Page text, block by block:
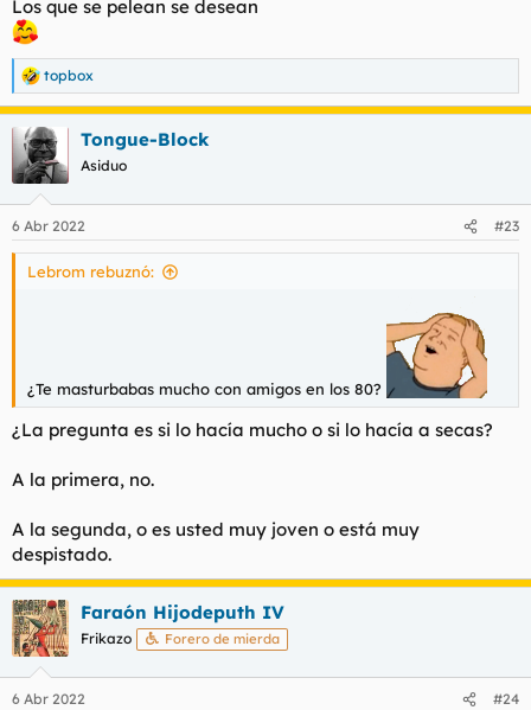
Los que se pelean se desean
R
e
a
c
c
i
e
s
topbox
Tongue-Block
Asiduo
6 Abr 2022 #23
Lebrom rebuznó:
¿Te masturbabas mucho con amigos en los 80?
¿La pregunta es si lo hacía mucho o si lo hacía a secas?
A la primera, no.
A la segunda, o es usted muy joven o está muy
despistado.
Faraón Hijodeputh IV
Frikazo Forero de mierda
6 Abr 2022 #24